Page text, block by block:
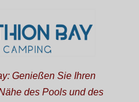
Genießen Sie Ihren
des Pools und des